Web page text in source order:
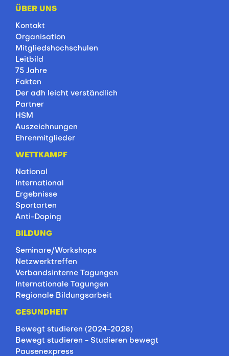
ÜBER UNS
Kontakt
Organisation
Mitgliedshochschulen
Leitbild
75 Jahre
Fakten
Der adh leicht verständlich
Partner
HSM
Auszeichnungen
Ehrenmitglieder
WETTKAMPF
National
International
Ergebnisse
Sportarten
Anti-Doping
BILDUNG
Seminare/Workshops
Netzwerktreffen
Verbandsinterne Tagungen
Internationale Tagungen
Regionale Bildungsarbeit
GESUNDHEIT
Bewegt studieren (2024-2028)
Bewegt studieren - Studieren bewegt
Pausenexpress